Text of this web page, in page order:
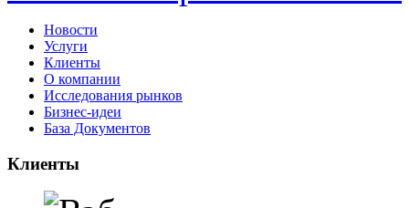
Новости
Услуги
Клиенты
О компании
Исследования рынков
Бизнес-идеи
База Документов
Клиенты